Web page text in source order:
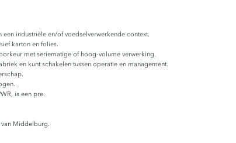
industriële en/of voedselverwerkende context.
karton en folies.
met seriematige of hoog-volume verwerking.
en kunt schakelen tussen operatie en management.
is een pre.
Middelburg.